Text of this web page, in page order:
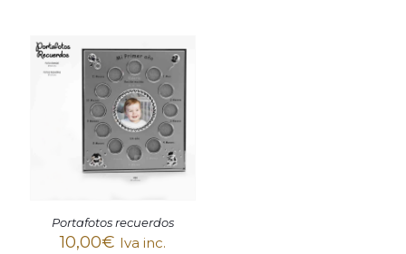
Portafotos recuerdos
10,00€ Iva inc.